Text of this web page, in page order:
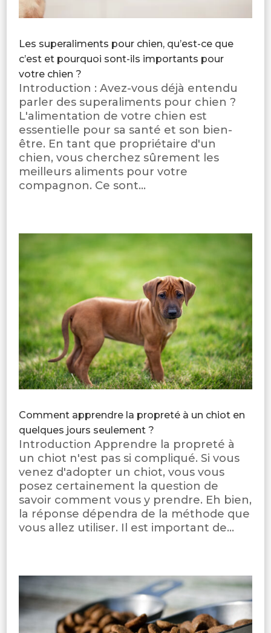
Les superaliments pour chien, qu’est-ce que
c’est et pourquoi sont-ils importants pour
votre chien ?
Introduction : Avez-vous déjà entendu
parler des superaliments pour chien ?
L'alimentation de votre chien est
essentielle pour sa santé et son bien-
être. En tant que propriétaire d'un
chien, vous cherchez sûrement les
meilleurs aliments pour votre
compagnon. Ce sont...
Comment apprendre la propreté à un chiot en
quelques jours seulement ?
Introduction Apprendre la propreté à
un chiot n'est pas si compliqué. Si vous
venez d'adopter un chiot, vous vous
posez certainement la question de
savoir comment vous y prendre. Eh bien,
la réponse dépendra de la méthode que
vous allez utiliser. Il est important de...